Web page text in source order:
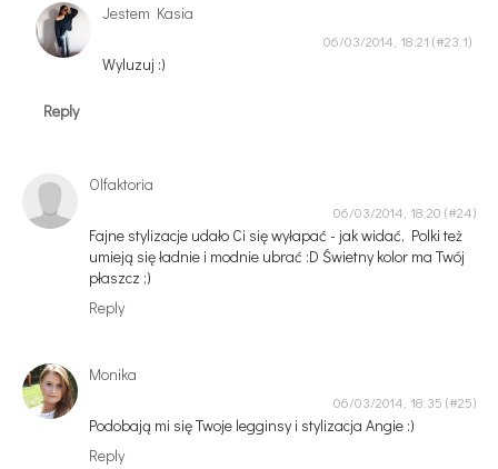
Jestem Kasia
06/03/2014, 18:21
Wyluzuj :)
Reply
Olfaktoria
06/03/2014, 18:20
Fajne stylizacje udało Ci się wyłapać - jak widać, Polki też
umieją się ładnie i modnie ubrać :D Świetny kolor ma Twój
płaszcz ;)
Reply
Monika
06/03/2014, 18:35
Podobają mi się Twoje legginsy i stylizacja Angie :)
Reply